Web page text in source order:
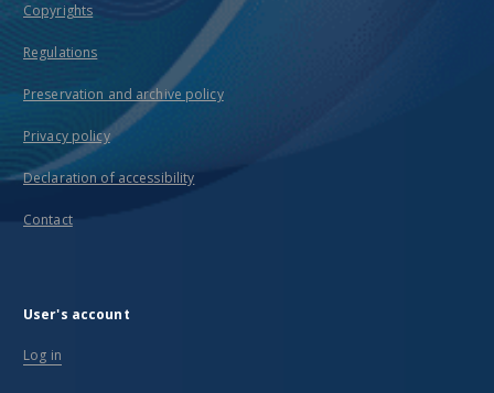
Copyrights
Regulations
Preservation and archive policy
Privacy policy
Declaration of accessibility
Contact
User's account
Log in